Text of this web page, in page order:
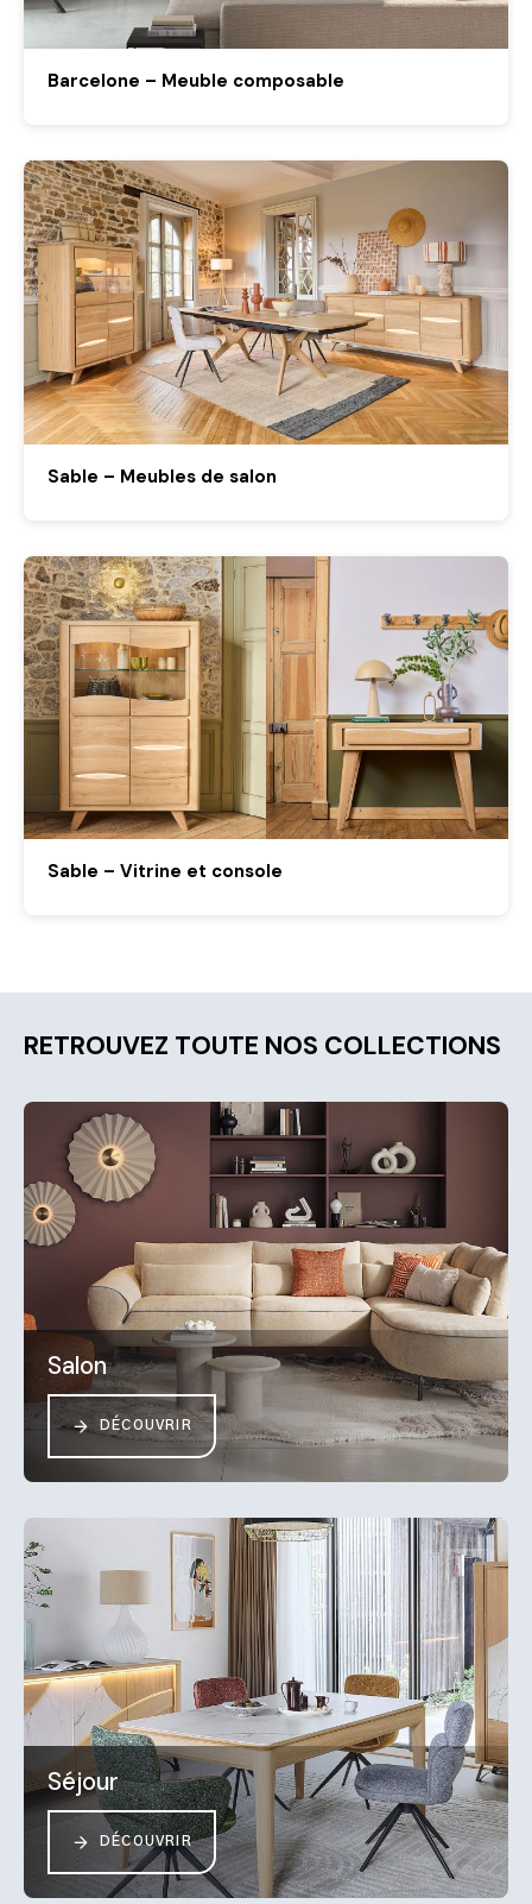
Barcelone – Meuble composable
Sable – Meubles de salon
Sable – Vitrine et console
RETROUVEZ TOUTE NOS COLLECTIONS
Salon
DÉCOUVRIR
Séjour
DÉCOUVRIR